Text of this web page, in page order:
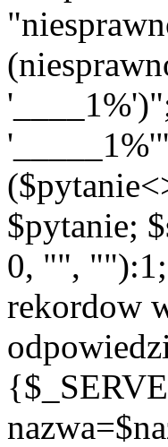
$pytanie;
0, "", ""):1;
rekordow